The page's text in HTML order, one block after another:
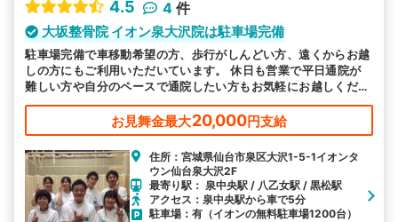
4.5
4 件
大坂整骨院 イオン泉大沢院は駐車場完備
駐車場完備で車移動希望の方、歩行がしんどい方、遠くからお越
しの方にもご利用いただいています。 休日も営業で平日通院が
難しい方や自分のペースで通院したい方もお気軽にお越しくださ
い。 むち打ち等、交通事故後の各症状を得意としています。
お見舞金最大20,000円支給
住所：宮城県仙台市泉区大沢1-5-1イオンタ
ウン仙台泉大沢2F
最寄り駅： 泉中央駅 / 八乙女駅 / 黒松駅
アクセス：泉中央駅から車で5分
駐車場：有（イオンの無料駐車場1200台）